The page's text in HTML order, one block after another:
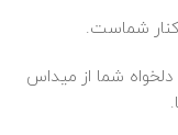
شماست.
شما از میداس